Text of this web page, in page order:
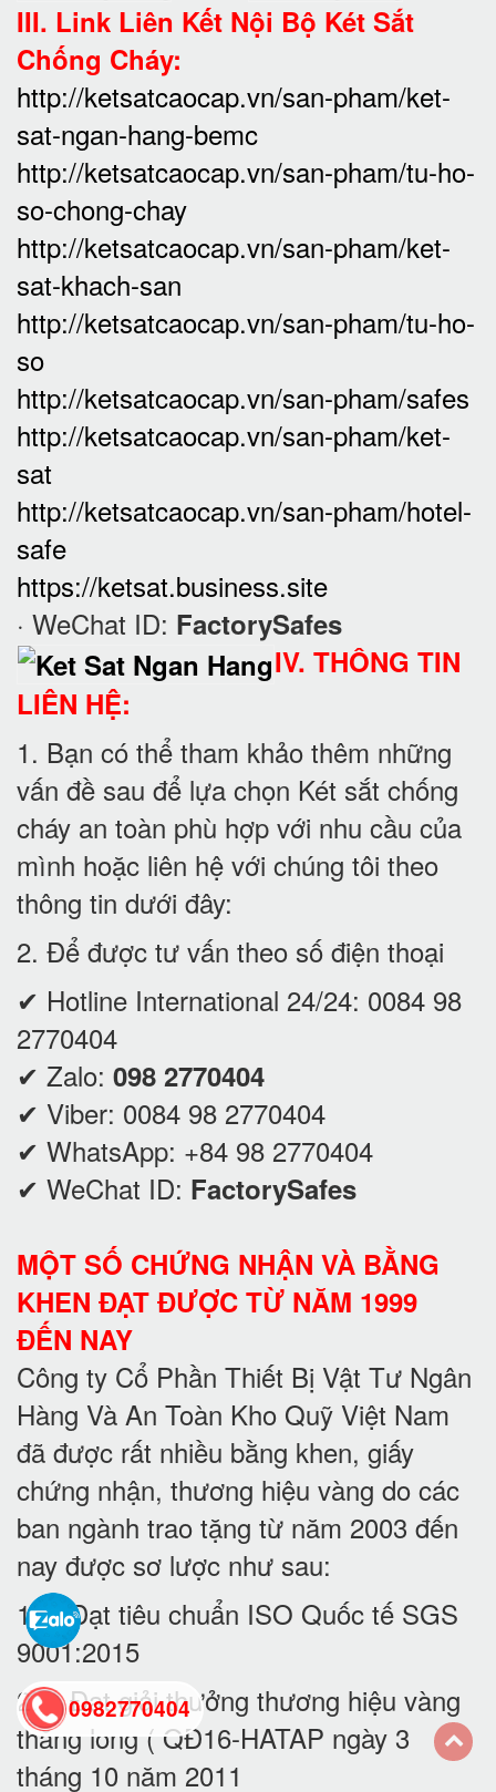
III. Link Liên Kết Nội Bộ Két Sắt
Chống Cháy:
http://ketsatcaocap.vn/san-pham/ket-
sat-ngan-hang-bemc
http://ketsatcaocap.vn/san-pham/tu-ho-
so-chong-chay
http://ketsatcaocap.vn/san-pham/ket-
sat-khach-san
http://ketsatcaocap.vn/san-pham/tu-ho-
so
http://ketsatcaocap.vn/san-pham/safes
http://ketsatcaocap.vn/san-pham/ket-
sat
http://ketsatcaocap.vn/san-pham/hotel-
safe
https://ketsat.business.site
· WeChat ID: FactorySafes
IV. THÔNG TIN
LIÊN HỆ:
1. Bạn có thể tham khảo thêm những
vấn đề sau để lựa chọn Két sắt chống
cháy an toàn phù hợp với nhu cầu của
mình hoặc liên hệ với chúng tôi theo
thông tin dưới đây:
2. Để được tư vấn theo số điện thoại
✔ Hotline International 24/24: 0084 98
2770404
✔ Zalo: 098 2770404
✔ Viber: 0084 98 2770404
✔ WhatsApp: +84 98 2770404
✔ WeChat ID: FactorySafes
MỘT SỐ CHỨNG NHẬN VÀ BẰNG
KHEN ĐẠT ĐƯỢC TỪ NĂM 1999
ĐẾN NAY
Công ty Cổ Phần Thiết Bị Vật Tư Ngân
Hàng Và An Toàn Kho Quỹ Việt Nam
đã được rất nhiều bằng khen, giấy
chứng nhận, thương hiệu vàng do các
ban ngành trao tặng từ năm 2003 đến
nay được sơ lược như sau:
1. Đạt tiêu chuẩn ISO Quốc tế SGS
9001:2015
2. Đạt giải thưởng thương hiệu vàng
thăng long ( QĐ16-HATAP ngày 3
tháng 10 năm 2011
0982770404